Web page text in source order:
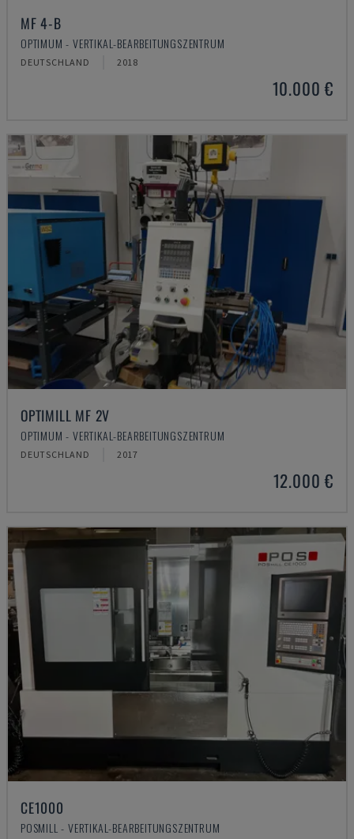
MF 4-B
OPTIMUM - VERTIKAL-BEARBEITUNGSZENTRUM
DEUTSCHLAND 2018
10.000 €
OPTIMILL MF 2V
OPTIMUM - VERTIKAL-BEARBEITUNGSZENTRUM
DEUTSCHLAND 2017
12.000 €
CE1000
POSMILL - VERTIKAL-BEARBEITUNGSZENTRUM